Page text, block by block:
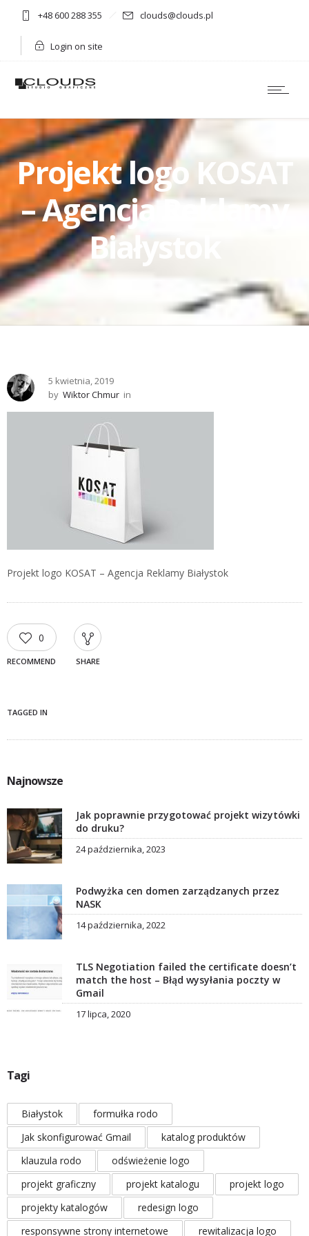
+48 600 288 355 clouds@clouds.pl
Login on site
Projekt logo KOSAT
– Agencja Reklamy
Białystok
5 kwietnia, 2019
by Wiktor Chmur in
Projekt logo KOSAT – Agencja Reklamy Białystok
0
RECOMMEND SHARE
TAGGED IN
Najnowsze
Jak poprawnie przygotować projekt wizytówki
do druku?
24 października, 2023
Podwyżka cen domen zarządzanych przez
NASK
14 października, 2022
TLS Negotiation failed the certificate doesn’t
match the host – Błąd wysyłania poczty w
Gmail
17 lipca, 2020
Tagi
Białystok
formułka rodo
Jak skonfigurować Gmail
katalog produktów
klauzula rodo
odświeżenie logo
projekt graficzny
projekt katalogu
projekt logo
projekty katalogów
redesign logo
responsywne strony internetowe
rewitalizacja logo